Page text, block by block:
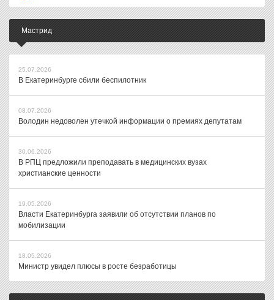
Мастрид
25.07.2026
В Екатеринбурге сбили беспилотник
08.07.2026
Володин недоволен утечкой информации о премиях депутатам
30.06.2026
В РПЦ предложили преподавать в медицинских вузах
христианские ценности
19.05.2026
Власти Екатеринбурга заявили об отсутствии планов по
мобилизации
18.05.2026
Министр увидел плюсы в росте безработицы